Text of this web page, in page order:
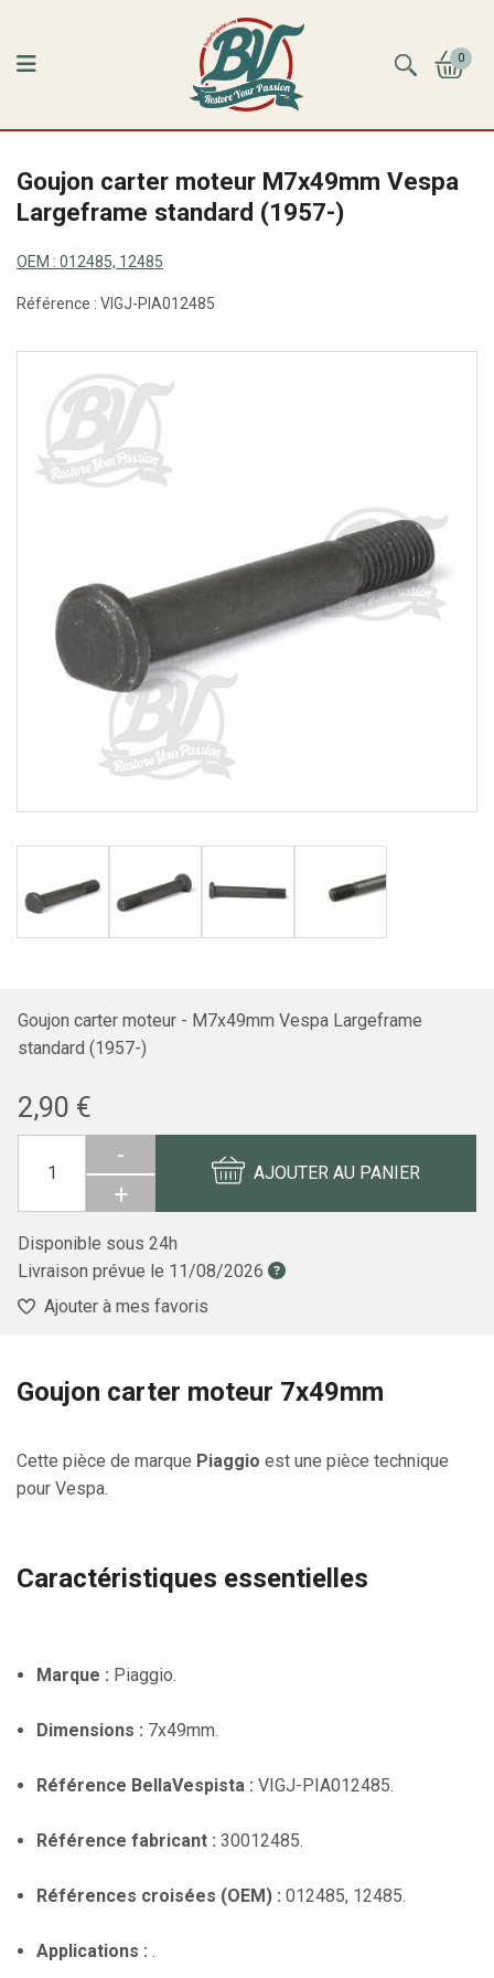
0
Goujon carter moteur M7x49mm Vespa
Largeframe standard (1957-)
OEM : 012485, 12485
Référence : VIGJ-PIA012485
Goujon carter moteur - M7x49mm Vespa Largeframe
standard (1957-)
2,90 €
-
+
AJOUTER AU PANIER
Disponible sous 24h
Livraison prévue le 11/08/2026
Ajouter à mes favoris
Goujon carter moteur 7x49mm
Cette pièce de marque Piaggio est une pièce technique
pour Vespa.
Caractéristiques essentielles
Marque : Piaggio.
Dimensions : 7x49mm.
Référence BellaVespista : VIGJ-PIA012485.
Référence fabricant : 30012485.
Références croisées (OEM) : 012485, 12485.
Applications : .